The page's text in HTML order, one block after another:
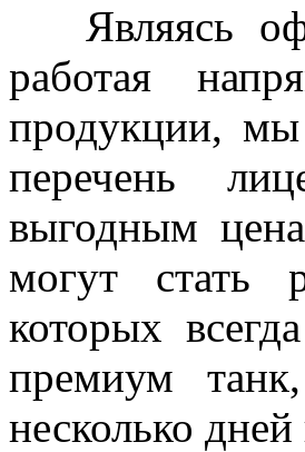
Являясь
работая
продукции, мы
перечень
выгодным
могут стать
которых
премиум
несколько